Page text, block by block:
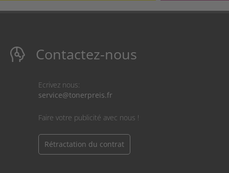
Contactez-nous
Ecrivez nous:
service@tonerpreis.fr
Faire votre publicité avec nous !
Rétractation du contrat